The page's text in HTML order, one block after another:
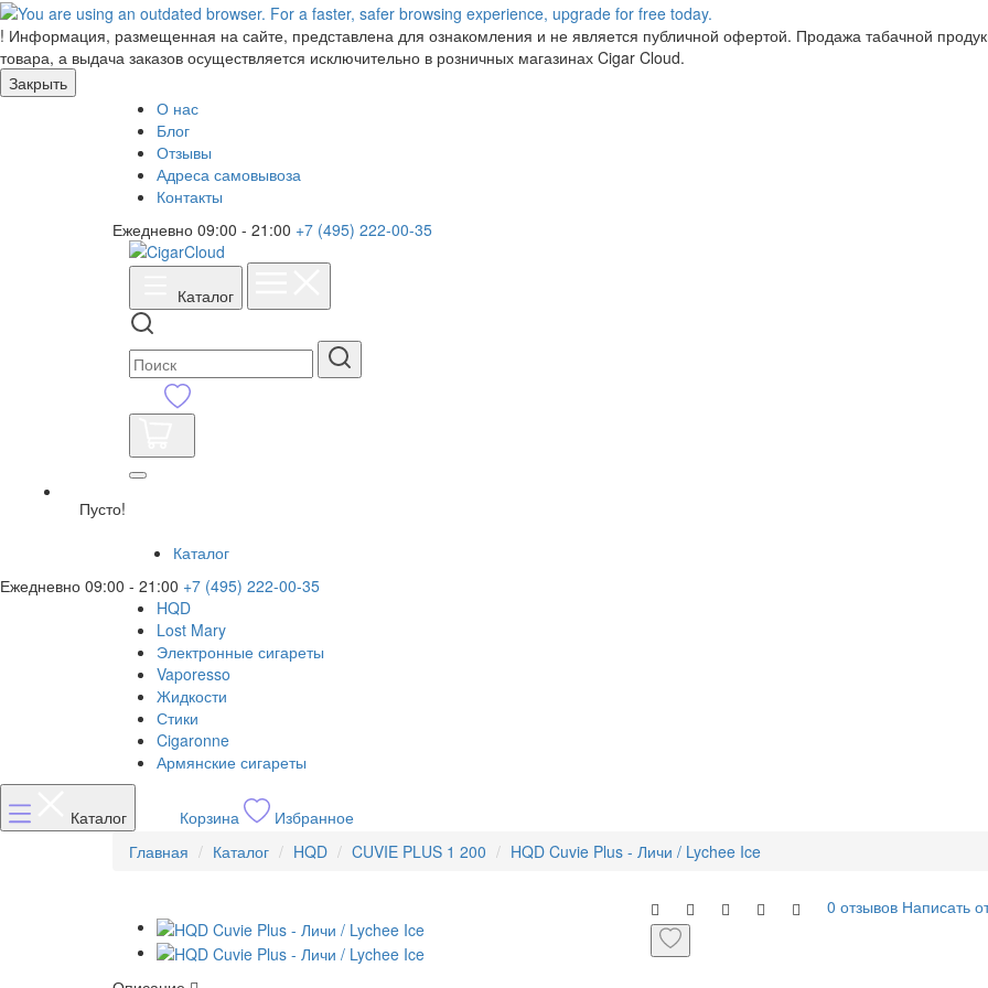
! Информация, размещенная на сайте, представлена для ознакомления и не является публичной офертой. Продажа табачной
товара, а выдача заказов осуществляется исключительно в розничных магазинах Cigar Cloud.
Закрыть
О нас
Блог
Отзывы
Адреса самовывоза
Контакты
Ежедневно 09:00 - 21:00 +7 (495) 222-00-35
Каталог
Пусто!
Каталог
Ежедневно 09:00 - 21:00 +7 (495) 222-00-35
HQD
Lost Mary
Электронные сигареты
Vaporesso
Жидкости
Стики
Cigaronne
Армянские сигареты
Каталог Корзина
Избранное
Главная
Каталог HQD CUVIE PLUS 1 200 HQD Cuvie Plus - Личи / Lychee Ice
0 отзывов Написать